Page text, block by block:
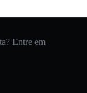
Entre em